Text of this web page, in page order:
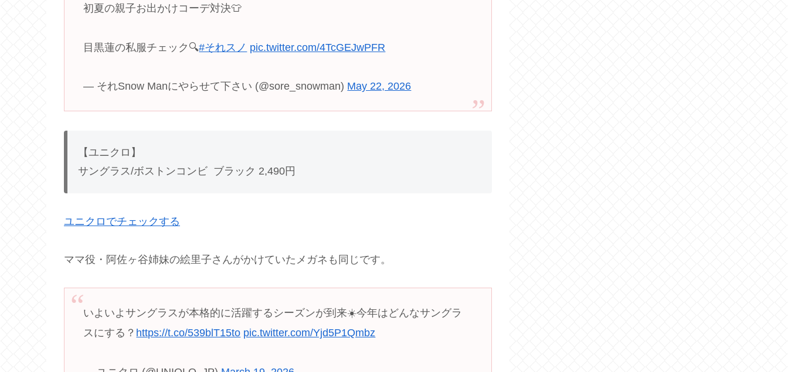
初夏の親子お出かけコーデ対決👕
目黒蓮の私服チェック🔍#それスノ pic.twitter.com/4TcGEJwPFR
— それSnow Manにやらせて下さい (@sore_snowman) May 22, 2026
【ユニクロ】
サングラス/ボストンコンビ ブラック 2,490円
ユニクロでチェックする
ママ役・阿佐ヶ谷姉妹の絵里子さんがかけていたメガネも同じです。
いよいよサングラスが本格的に活躍するシーズンが到来☀️今年はどんなサングラ
スにする？ https://t.co/539blT15to pic.twitter.com/Yjd5P1Qmbz